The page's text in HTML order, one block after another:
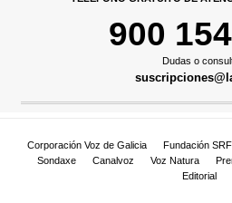
900
Dudas o
Corporación Voz de Galicia Fundación
Sondaxe
Canalvoz Voz Natura
Editorial